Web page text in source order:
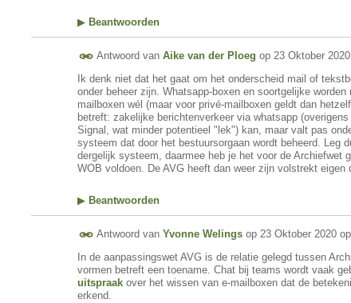
▶ Beantwoorden
Antwoord van Aike van der Ploeg op 23 Oktober
Ik denk niet dat het gaat om het onderscheid mail of
onder beheer zijn. Whatsapp-boxen en soortgelijke
mailboxen wél (maar voor privé-mailboxen geldt dan
betreft: zakelijke berichtenverkeer via whatsapp
Signal, wat minder potentieel "lek") kan, maar valt pas
systeem dat door het bestuursorgaan wordt beheerd. Leg
dergelijk systeem, daarmee heb je het voor de Archiefwet
WOB voldoen. De AVG heeft dan weer zijn volstrekt
▶ Beantwoorden
Antwoord van Yvonne Welings op 23 Oktober 2020
In de aanpassingswet AVG is de relatie gelegd tussen
vormen betreft een toename. Chat bij teams wordt vaak
uitspraak over het wissen van e-mailboxen dat de
erkend.